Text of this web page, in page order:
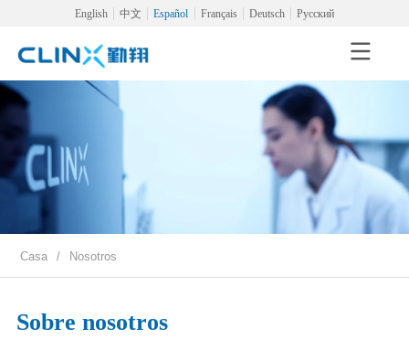
English 中文 Español Français Deutsch Русский
Casa / Nosotros
Sobre nosotros